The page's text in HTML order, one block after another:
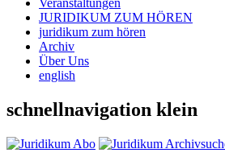
Veranstaltungen
JURIDIKUM ZUM HÖREN
juridikum zum hören
Archiv
Über Uns
english
schnellnavigation klein